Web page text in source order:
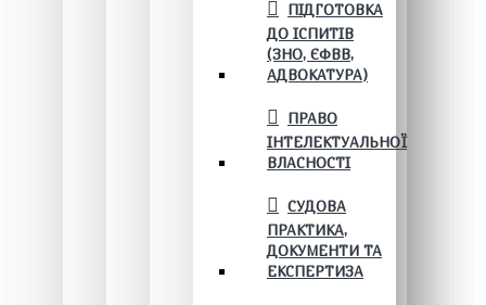
ПІДГОТОВКА
ДО ІСПИТІВ
(ЗНО, ЄФВВ,
АДВОКАТУРА)
ПРАВО
ІНТЕЛЕКТУАЛЬНОЇ
ВЛАСНОСТІ
СУДОВА
ПРАКТИКА,
ДОКУМЕНТИ ТА
ЕКСПЕРТИЗА